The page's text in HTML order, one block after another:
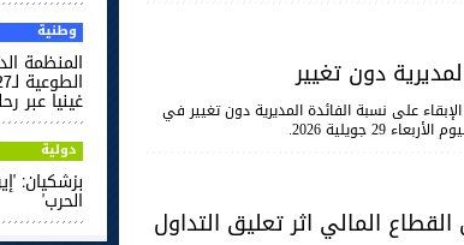
دون تغيير
على نسبة الفائدة المديرية دون تغيير في
المالي اثر تعليق التداول
وطنية
المنظمة
غينيا عبر
دولية
بزشكيان:
الحرب'